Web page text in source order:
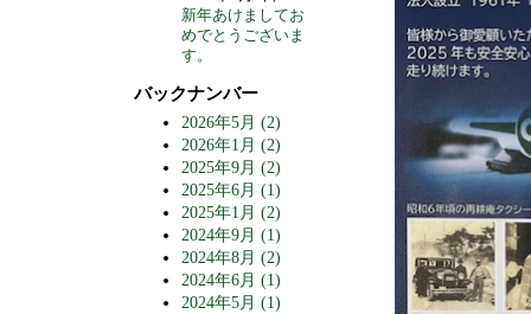
新年あけましてお
めでとうございま
す。
バックナンバー
2026年5月 (2)
2026年1月 (2)
2025年9月 (2)
2025年6月 (1)
2025年1月 (2)
2024年9月 (1)
2024年8月 (2)
2024年6月 (1)
2024年5月 (1)